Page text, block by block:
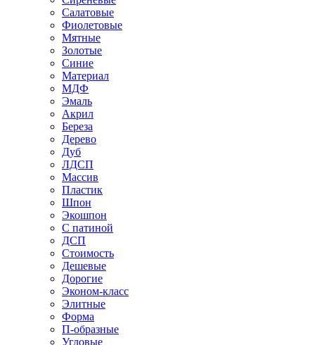
Салатовые
Фиолетовые
Мятные
Золотые
Синие
Материал
МДФ
Эмаль
Акрил
Береза
Дерево
Дуб
ЛДСП
Массив
Пластик
Шпон
Экошпон
С патиной
ДСП
Стоимость
Дешевые
Дорогие
Эконом-класс
Элитные
Форма
П-образные
Угловые